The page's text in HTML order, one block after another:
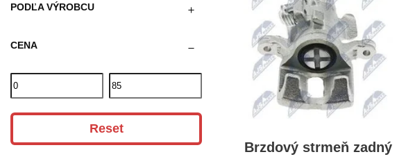
PODĽA VÝROBCU
CENA
Reset
Brzdový strmeň zadný